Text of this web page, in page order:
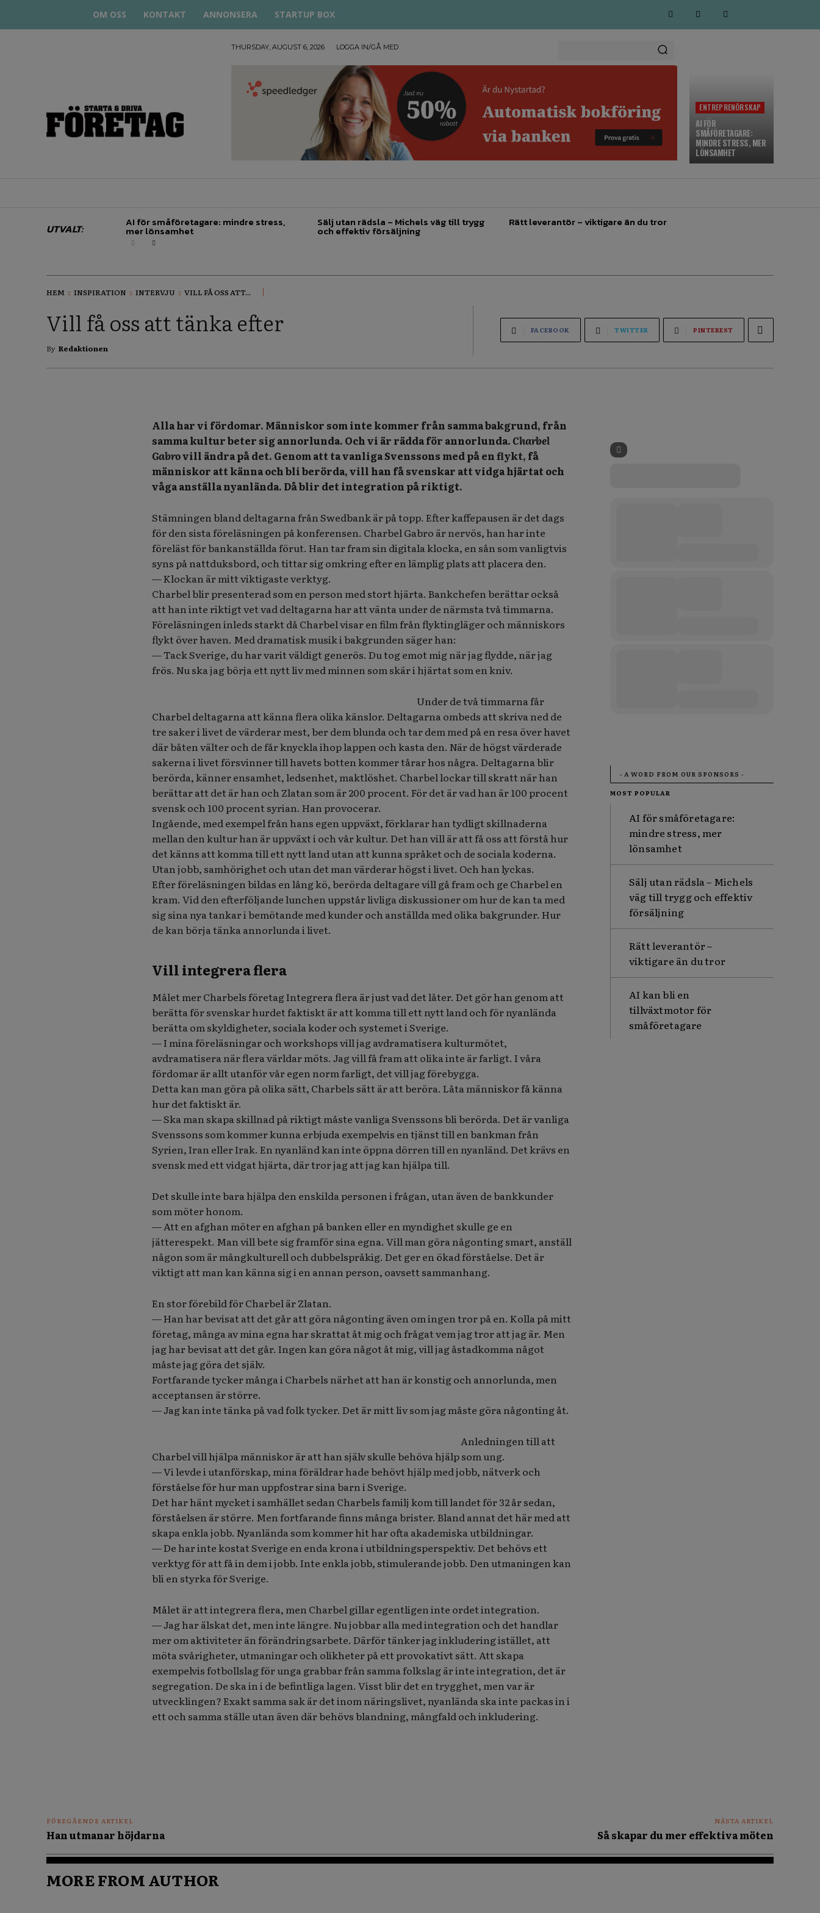
OM OSS KONTAKT ANNONSERA STARTUP BOX
THURSDAY, AUGUST 6, 2026 LOGGA IN/GÅ MED
ENTREPRENÖRSKAP
AI FÖR
SMÅFÖRETAGARE:
MINDRE STRESS, MER
LÖNSAMHET
UTVALT: AI för småföretagare: mindre stress,
mer lönsamhet
Sälj utan rädsla – Michels väg till trygg
och effektiv försäljning
Rätt leverantör – viktigare än du tror
HEM INSPIRATION INTERVJU VILL FÅ OSS ATT...
Vill få oss att tänka efter
By Redaktionen
FACEBOOK TWITTER PINTEREST
Alla har vi fördomar. Människor som inte kommer från samma bakgrund, från
samma kultur beter sig annorlunda. Och vi är rädda för annorlunda. Charbel
Gabrovill ändra på det. Genom att ta vanliga Svenssons med på en flykt, få
människor att känna och bli berörda, vill han få svenskar att vidga hjärtat och
våga anställa nyanlända. Då blir det integration på riktigt.
Stämningen bland deltagarna från Swedbank är på topp. Efter kaffepausen är det dags
för den sista föreläsningen på konferensen. Charbel Gabro är nervös, han har inte
föreläst för bankanställda förut. Han tar fram sin digitala klocka, en sån som vanligtvis
syns på nattduksbord, och tittar sig omkring efter en lämplig plats att placera den.
— Klockan är mitt viktigaste verktyg.
Charbel blir presenterad som en person med stort hjärta. Bankchefen berättar också
att han inte riktigt vet vad deltagarna har att vänta under de närmsta två timmarna.
Föreläsningen inleds starkt då Charbel visar en film från flyktingläger och människors
flykt över haven. Med dramatisk musik i bakgrunden säger han:
— Tack Sverige, du har varit väldigt generös. Du tog emot mig när jag flydde, när jag
frös. Nu ska jag börja ett nytt liv med minnen som skär i hjärtat som en kniv.
Under de två timmarna får
Charbel deltagarna att känna flera olika känslor. Deltagarna ombeds att skriva ned de
tre saker i livet de värderar mest, ber dem blunda och tar dem med på en resa över havet
där båten välter och de får knyckla ihop lappen och kasta den. När de högst värderade
sakerna i livet försvinner till havets botten kommer tårar hos några. Deltagarna blir
berörda, känner ensamhet, ledsenhet, maktlöshet. Charbel lockar till skratt när han
berättar att det är han och Zlatan som är 200 procent. För det är vad han är 100 procent
svensk och 100 procent syrian. Han provocerar.
Ingående, med exempel från hans egen uppväxt, förklarar han tydligt skillnaderna
mellan den kultur han är uppväxt i och vår kultur. Det han vill är att få oss att förstå hur
det känns att komma till ett nytt land utan att kunna språket och de sociala koderna.
Utan jobb, samhörighet och utan det man värderar högst i livet. Och han lyckas.
Efter föreläsningen bildas en lång kö, berörda deltagare vill gå fram och ge Charbel en
kram. Vid den efterföljande lunchen uppstår livliga diskussioner om hur de kan ta med
sig sina nya tankar i bemötande med kunder och anställda med olika bakgrunder. Hur
de kan börja tänka annorlunda i livet.
Vill integrera flera
Målet mer Charbels företag Integrera flera är just vad det låter. Det gör han genom att
berätta för svenskar hurdet faktiskt är att komma till ett nytt land och för nyanlända
berätta om skyldigheter, sociala koder och systemet i Sverige.
— I mina föreläsningar och workshops vill jag avdramatisera kulturmötet,
avdramatisera när flera världar möts. Jag vill få fram att olika inte är farligt. I våra
fördomar är allt utanför vår egen norm farligt, det vill jag förebygga.
Detta kan man göra på olika sätt, Charbels sätt är att beröra. Låta människor få känna
hur det faktiskt är.
— Ska man skapa skillnad på riktigt måste vanliga Svenssons bli berörda. Det är vanliga
Svenssons som kommer kunna erbjuda exempelvis en tjänst till en bankman från
Syrien, Iran eller Irak. En nyanländ kan inte öppna dörren till en nyanländ. Det krävs en
svensk med ett vidgat hjärta, där tror jag att jag kan hjälpa till.
Det skulle inte bara hjälpa den enskilda personen i frågan, utan även de bankkunder
som möter honom.
— Att en afghan möter en afghan på banken eller en myndighet skulle ge en
jätterespekt. Man vill bete sig framför sina egna. Vill man göra någonting smart, anställ
någon som är mångkulturell och dubbelspråkig. Det ger en ökad förståelse. Det är
viktigt att man kan känna sig i en annan person, oavsett sammanhang.
En stor förebild för Charbel är Zlatan.
— Han har bevisat att det går att göra någonting även om ingen tror på en. Kolla på mitt
företag, många av mina egna har skrattat åt mig och frågat vem jag tror att jag är. Men
jag har bevisat att det går. Ingen kan göra något åt mig, vill jag åstadkomma något
måste jag göra det själv.
Fortfarande tycker många i Charbels närhet att han är konstig och annorlunda, men
acceptansen är större.
— Jag kan inte tänka på vad folk tycker. Det är mitt liv som jag måste göra någonting åt.
Anledningen till att
Charbel vill hjälpa människor är att han själv skulle behöva hjälp som ung.
— Vi levde i utanförskap, mina föräldrar hade behövt hjälp med jobb, nätverk och
förståelse för hur man uppfostrar sina barn i Sverige.
Det har hänt mycket i samhället sedan Charbels familj kom till landet för 32 år sedan,
förståelsen är större. Men fortfarande finns många brister. Bland annat det här med att
skapa enkla jobb. Nyanlända som kommer hit har ofta akademiska utbildningar.
— De har inte kostat Sverige en enda krona i utbildningsperspektiv. Det behövs ett
verktyg för att få in dem i jobb. Inte enkla jobb, stimulerande jobb. Den utmaningen kan
bli en styrka för Sverige.
Målet är att integrera flera, men Charbel gillar egentligen inte ordet integration.
— Jag har älskat det, men inte längre. Nu jobbar alla med integration och det handlar
mer om aktiviteter än förändringsarbete. Därför tänker jag inkludering istället, att
möta svårigheter, utmaningar och olikheter på ett provokativt sätt. Att skapa
exempelvis fotbollslag för unga grabbar från samma folkslag är inte integration, det är
segregation. De ska in i de befintliga lagen. Visst blir det en trygghet, men var är
utvecklingen?Exakt samma sak är det inom näringslivet, nyanlända ska inte packas in i
ett och samma ställe utan även där behövs blandning, mångfald och inkludering.
- A WORD FROM OUR SPONSORS -
MOST POPULAR
AI för småföretagare:
mindre stress, mer
lönsamhet
Sälj utan rädsla – Michels
väg till trygg och effektiv
försäljning
Rätt leverantör –
viktigare än du tror
AI kan bli en
tillväxtmotor för
småföretagare
FÖREGÅENDE ARTIKEL
Han utmanar höjdarna
NÄSTA ARTIKEL
Så skapar du mer effektiva möten
MORE FROM AUTHOR